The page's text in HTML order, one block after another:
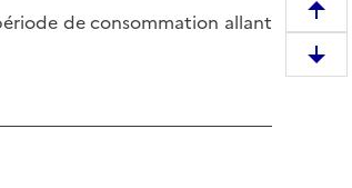
de consommation allant
e
m
D